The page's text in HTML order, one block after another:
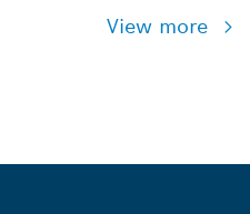
View more